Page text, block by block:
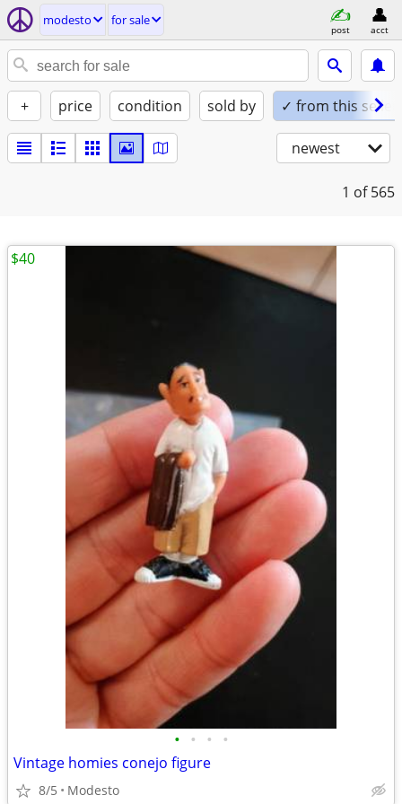
modesto for sale
post acct
+ price condition sold by ✓ from this seller
newest
1 of 565
• • • •
Vintage homies conejo figure
8/5 Modesto
$40